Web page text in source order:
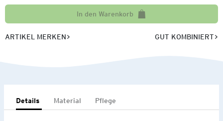
In den Warenkorb
ARTIKEL MERKEN GUT KOMBINIERT
Details Material Pflege